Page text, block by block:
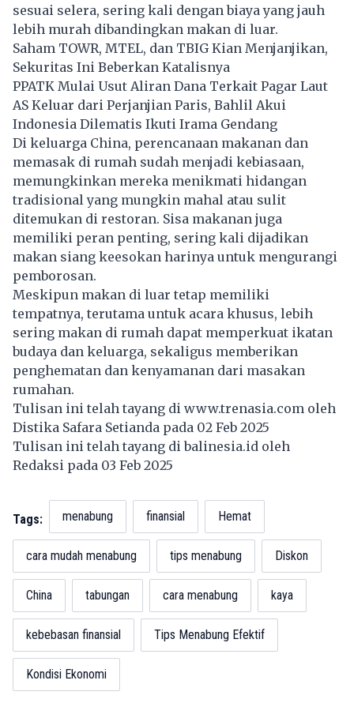
sesuai selera, sering kali dengan biaya yang jauh
lebih murah dibandingkan makan di luar.
Saham TOWR, MTEL, dan TBIG Kian Menjanjikan,
Sekuritas Ini Beberkan Katalisnya
PPATK Mulai Usut Aliran Dana Terkait Pagar Laut
AS Keluar dari Perjanjian Paris, Bahlil Akui
Indonesia Dilematis Ikuti Irama Gendang
Di keluarga China, perencanaan makanan dan
memasak di rumah sudah menjadi kebiasaan,
memungkinkan mereka menikmati hidangan
tradisional yang mungkin mahal atau sulit
ditemukan di restoran. Sisa makanan juga
memiliki peran penting, sering kali dijadikan
makan siang keesokan harinya untuk mengurangi
pemborosan.
Meskipun makan di luar tetap memiliki
tempatnya, terutama untuk acara khusus, lebih
sering makan di rumah dapat memperkuat ikatan
budaya dan keluarga, sekaligus memberikan
penghematan dan kenyamanan dari masakan
rumahan.
Tulisan ini telah tayang di www.trenasia.com oleh
Distika Safara Setianda pada 02 Feb 2025
Tulisan ini telah tayang dibalinesia.id oleh
Redaksi pada 03 Feb 2025
Tags: menabung finansial Hemat
cara mudah menabung tips menabung Diskon
China tabungan cara menabung kaya
kebebasan finansial Tips Menabung Efektif
Kondisi Ekonomi